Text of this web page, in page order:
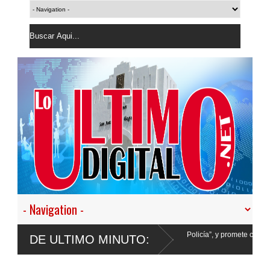
DE ULTIMO MINUTO:
desistir en nuestro empeño de transformar la Policía”, y promete cero impunidad